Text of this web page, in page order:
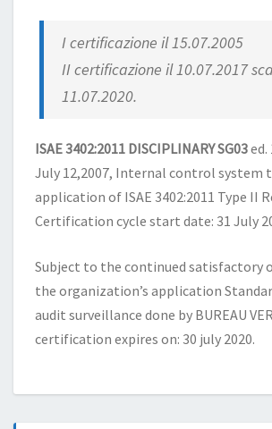
I certificazione il 15.07.2005
II certificazione il 10.07.2017
11.07.2020.
ISAE 3402:2011 DISCIPLINARY SG03ed.
July 12,2007, Internal control system
application of ISAE 3402:2011 Type II
Certification cycle start date: 31 July
Subject to the continued satisfactory
the organization’s application
audit surveillance done by BUREAU
certification expires on: 30 july 2020.